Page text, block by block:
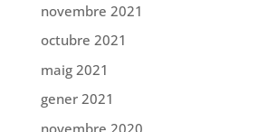
novembre 2021
octubre 2021
maig 2021
gener 2021
novembre 2020